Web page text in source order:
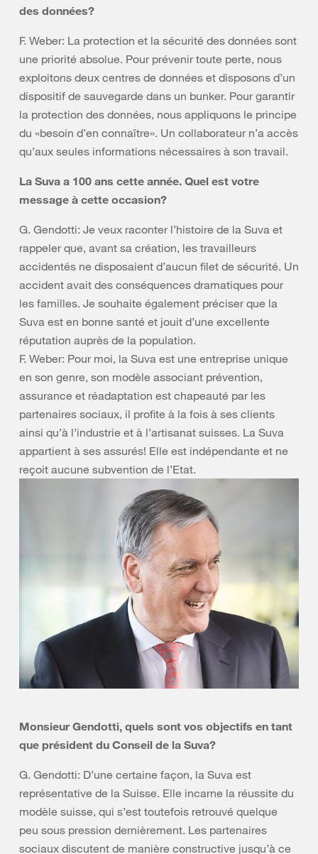
des données?
F. Weber: La protection et la sécurité des données sont
une priorité absolue. Pour prévenir toute perte, nous
exploitons deux centres de données et disposons d’un
dispositif de sauvegarde dans un bunker. Pour garantir
la protection des données, nous appliquons le principe
du «besoin d’en connaître». Un collaborateur n’a accès
qu’aux seules informations nécessaires à son travail.
La Suva a 100 ans cette année. Quel est votre
message à cette occasion?
G. Gendotti: Je veux raconter l’histoire de la Suva et
rappeler que, avant sa création, les travailleurs
accidentés ne disposaient d’aucun filet de sécurité. Un
accident avait des conséquences dramatiques pour
les familles. Je souhaite également préciser que la
Suva est en bonne santé et jouit d’une excellente
réputation auprès de la population.
F. Weber: Pour moi, la Suva est une entreprise unique
en son genre, son modèle associant prévention,
assurance et réadaptation est chapeauté par les
partenaires sociaux, il profite à la fois à ses clients
ainsi qu’à l’industrie et à l’artisanat suisses. La Suva
appartient à ses assurés! Elle est indépendante et ne
reçoit aucune subvention de l’Etat.
Monsieur Gendotti, quels sont vos objectifs en tant
que président du Conseil de la Suva?
G. Gendotti: D’une certaine façon, la Suva est
représentative de la Suisse. Elle incarne la réussite du
modèle suisse, qui s’est toutefois retrouvé quelque
peu sous pression dernièrement. Les partenaires
sociaux discutent de manière constructive jusqu’à ce